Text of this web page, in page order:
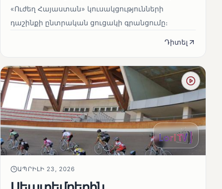
«Ուժեղ Հայաստան» կուսակցությունների
դաշինքի ընտրական ցուցակի գրանցումը։
Դիտել
ԱՊՐԻԼԻ 23, 2026